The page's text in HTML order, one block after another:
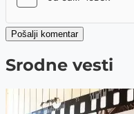
Pošalji komentar
Srodne vesti